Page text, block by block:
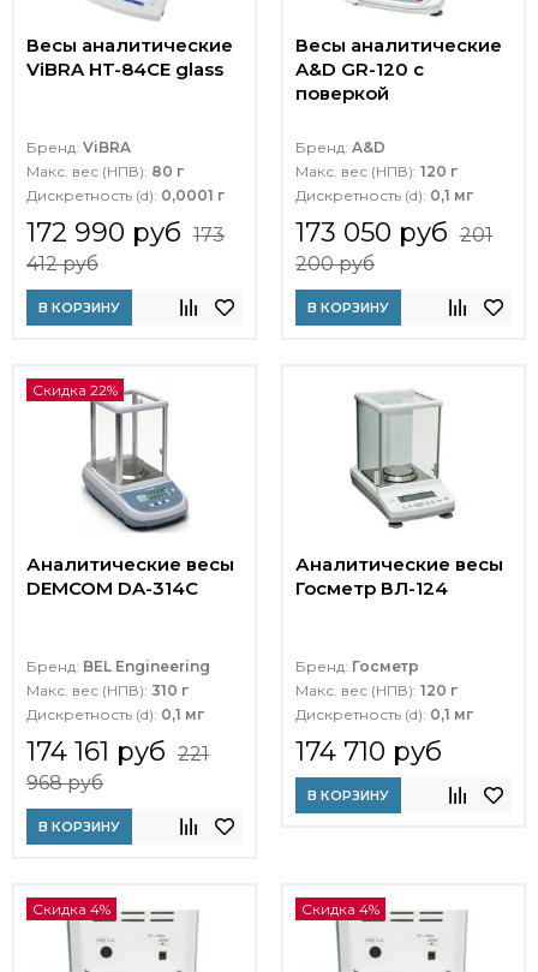
Весы аналитические
ViBRA HT-84CE glass
Бренд: ViBRA
Макс. вес (НПВ): 80 г
Дискретность (d): 0,0001 г
172 990 руб 173
412 руб
В КОРЗИНУ
Весы аналитические
A&D GR-120 с
поверкой
Бренд: A&D
Макс. вес (НПВ): 120 г
Дискретность (d): 0,1 мг
173 050 руб 201
200 руб
В КОРЗИНУ
Скидка 22%
Аналитические весы
DEMCOM DA-314C
Бренд: BEL Engineering
Макс. вес (НПВ): 310 г
Дискретность (d): 0,1 мг
174 161 руб 221
968 руб
В КОРЗИНУ
Аналитические весы
Госметр ВЛ-124
Бренд: Госметр
Макс. вес (НПВ): 120 г
Дискретность (d): 0,1 мг
174 710 руб
В КОРЗИНУ
Скидка 4% Скидка 4%